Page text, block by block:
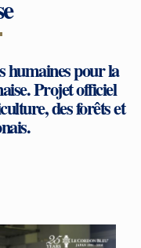
humaines pour la
Projet officiel
des forêts et